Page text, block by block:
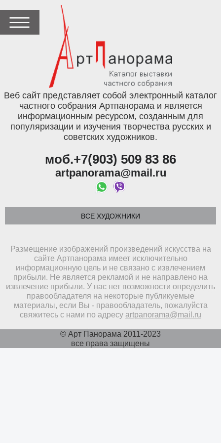
Веб сайт представляет собой электронный каталог
частного собрания Артпанорама и является
информационным ресурсом, созданным для
популяризации и изучения творчества русских и
советских художников.
моб.+7(903) 509 83 86
artpanorama@mail.ru
ВСЕ ХУДОЖНИКИ
Размещение изображений произведений искусства на
сайте Артпанорама имеет исключительно
информационную цель и не связано с извлечением
прибыли. Не является рекламой и не направлено на
извлечение прибыли. У нас нет возможности определить
правообладателя на некоторые публикуемые
материалы, если Вы - правообладатель, пожалуйста
свяжитесь с нами по адресу artpanorama@mail.ru
© Арт Панорама 2011-2023
все права защищены